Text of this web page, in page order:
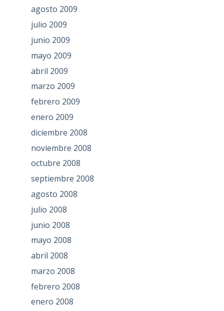
agosto 2009
julio 2009
junio 2009
mayo 2009
abril 2009
marzo 2009
febrero 2009
enero 2009
diciembre 2008
noviembre 2008
octubre 2008
septiembre 2008
agosto 2008
julio 2008
junio 2008
mayo 2008
abril 2008
marzo 2008
febrero 2008
enero 2008